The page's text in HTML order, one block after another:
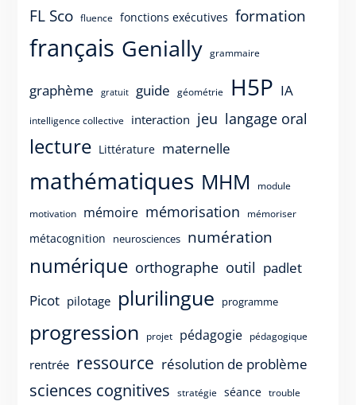
FL Sco fluence fonctions exécutives formation
français Genially grammaire
graphème gratuit guide géométrie H5P IA
intelligence collective interaction jeu langage oral
lecture Littérature maternelle
mathématiques MHM module
motivation mémoire mémorisation mémoriser
métacognition neurosciences numération
numérique orthographe outil padlet
Picot pilotage plurilingue programme
progression projet pédagogie pédagogique
rentrée ressource résolution de problème
sciences cognitives stratégie séance trouble